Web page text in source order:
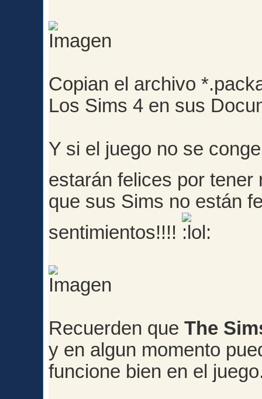
Copian el archivo
Los Sims 4 en sus
Y si el juego no se
estarán felices por
que sus Sims no están
sentimientos!!!!
Recuerden queThe
y en algun momento
funcione bien en el